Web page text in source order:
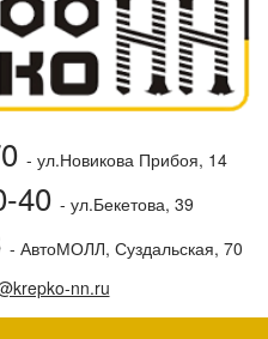
- ул.Новикова Прибоя, 14
40 - ул.Бекетова, 39
- АвтоМОЛЛ, Суздальская, 70
nn.ru